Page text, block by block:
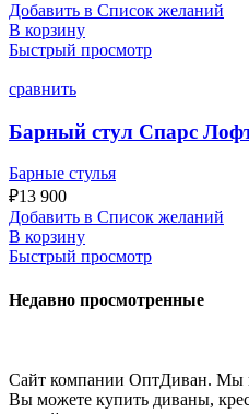
Добавить в Список желаний
В корзину
Быстрый просмотр
сравнить
Барный стул Спарс
Барные стулья
₽13 900
Добавить в Список желаний
В корзину
Быстрый просмотр
Недавно просмотренные
Сайт компании ОптДиван. Мы
Вы можете купить диваны,